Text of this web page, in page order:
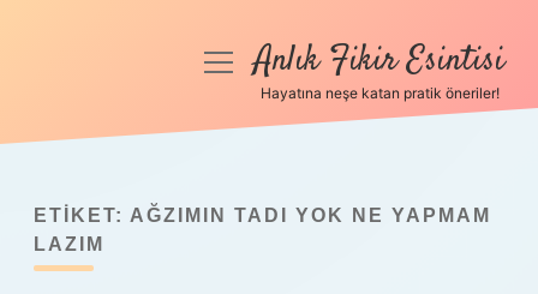
Anasayfa
Yasal Uyarı
menüyüAnlık Fikir Esintisi
Hayatına neşe katan pratik öneriler!
ETIKET: AĞZIMIN TADI YOK NE YAPMAM
LAZIM